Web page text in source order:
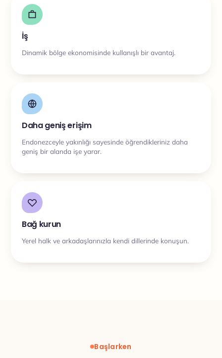
İş
Dinamik bölge ekonomisinde kullanışlı bir avantaj.
Daha geniş erişim
Endonezceyle yakınlığı sayesinde öğrendikleriniz daha
geniş bir alanda işe yarar.
Bağ kurun
Yerel halk ve arkadaşlarınızla kendi dillerinde konuşun.
Başlarken